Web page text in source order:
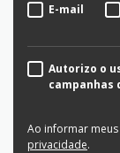
E-mail
Autorizo o
campanhas
Ao informar
privacidade.